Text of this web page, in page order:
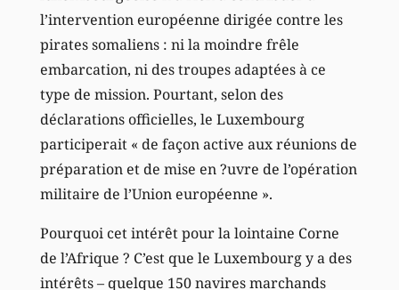
l’intervention européenne dirigée contre les
pirates somaliens : ni la moindre frêle
embarcation, ni des troupes adaptées à ce
type de mission. Pourtant, selon des
déclarations officielles, le Luxembourg
participerait « de façon active aux réunions de
préparation et de mise en ?uvre de l’opération
militaire de l’Union européenne ».
Pourquoi cet intérêt pour la lointaine Corne
de l’Afrique ? C’est que le Luxembourg y a des
intérêts – quelque 150 navires marchands